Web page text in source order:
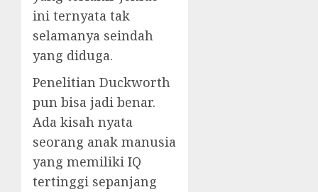
ini ternyata tak
selamanya seindah
yang diduga.
Penelitian Duckworth
pun bisa jadi benar.
Ada kisah nyata
seorang anak manusia
yang memiliki IQ
tertinggi sepanjang